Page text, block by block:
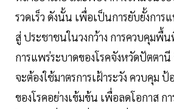
รวดเร็ว ดังนั้น เพื่อเป็นการยับยั้งการ
สู่ ประชาชนในวงกว้าง การควบคุมพื้
การแพร่ระบาดของโรคจังหวัดปัตตานี
จะต้องใช้มาตรการเฝ้าระวัง ควบคุม
ของโรคอย่างเข้มข้น เพื่อลดโอกาส ก